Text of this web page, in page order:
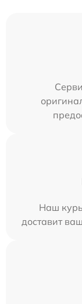
Наш
доставит